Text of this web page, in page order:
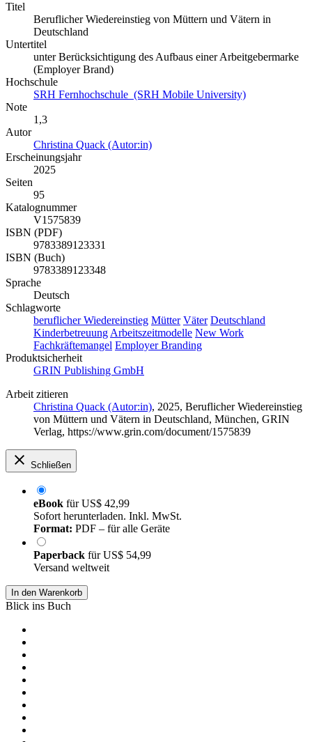
Titel
Beruflicher Wiedereinstieg von Müttern und Vätern in
Deutschland
Untertitel
unter Berücksichtigung des Aufbaus einer Arbeitgebermarke
(Employer Brand)
Hochschule
SRH Fernhochschule (SRH Mobile University)
Note
1,3
Autor
Christina Quack (Autor:in)
Erscheinungsjahr
2025
Seiten
95
Katalognummer
V1575839
ISBN (PDF)
9783389123331
ISBN (Buch)
9783389123348
Sprache
Deutsch
Schlagworte
beruflicher Wiedereinstieg Mütter Väter Deutschland
Kinderbetreuung Arbeitszeitmodelle New Work
Fachkräftemangel Employer Branding
Produktsicherheit
GRIN Publishing GmbH
Arbeit zitieren
Christina Quack (Autor:in), 2025, Beruflicher Wiedereinstieg
von Müttern und Vätern in Deutschland, München, GRIN
Verlag, https://www.grin.com/document/1575839
Schließen
eBook fürUS$ 42,99
Sofort herunterladen. Inkl. MwSt.
Format: PDF – für alle Geräte
Paperback fürUS$ 54,99
Versand weltweit
In den Warenkorb
Blick ins Buch